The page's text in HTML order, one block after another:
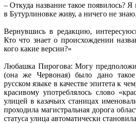
– Откуда название такое появилось? Я
в Бутурлиновке живу, а ничего не знаю.
Вернувшись в редакцию,
Кто что знает о происхождении
кого какие версии?»
Любашка Пирогова: Могу
(она же Червоная) было дано
русском языке в качестве эпитета к
красивому употреблялось слово
улицей в казачьих станицах
проходила магистральная дорога
статуса улица автоматически